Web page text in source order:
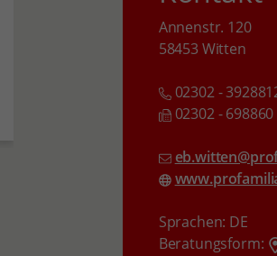
Annenstr. 120
58453 Witten
02302 -
02302 - 698860
Sprachen: DE
Beratungsform: